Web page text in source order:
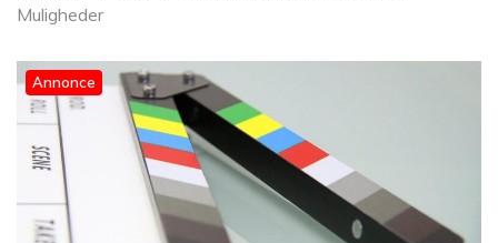
Muligheder
Annonce